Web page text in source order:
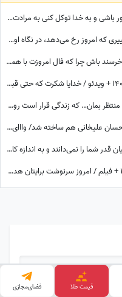
فال ابجد امروز شنبه 17 مرداد 1405 / اگر صبور باشی و به خدا توکل کنی به مرادت خواهی رسید
گردونه شانس امروز شنبه 17 مرداد 1405؛ تغییری که امروز رخ می‌دهد، در نگاه اول غیرمنتظره است اما ...
فال شمع روزانه امروز شنبه 17 مرداد 1405 / خرسند باش چرا که فال امروزت با همیشه فرق داره، تغییر بزرگی در راهه، ثروت، عشق یا سفر
شکرگزاری صبحگاهی امروز جمعه 16 مرداد 1405 + ویدئو / خدایا شکرت که حتی قبل از رسیدن آرزوهایم، آرامشِ ایمان به اجابت را در دلم قرار دادی
فال انبیاء روزانه، امروز شنبه 17 مرداد 1405 / منتظر بمان… که زندگی قرار است روی مهربانش را به تو نشان دهد. خبرهای خوش، در راه‌اند
انیمیشن عاشقانه‌های نعیمه نظام‌دوست و احسان علیخانی هم ساخته شد/ وااای از دست نعیمه و خنده‌هاش🤣
فال روزانه امروز جمعه 16 مرداد 1405 / اطرافیان قدر شما را نمی‌دانند و به اندازه کافی به شما ارزش نمی‌دهند، اما به زودی متوجه می‌شوید که ...
فال حافظ با تفسیر امروز شنبه 17 مرداد 1405 + فیلم / امروز سرنوشت برایتان هدیه‌ای بزرگ کنار گذاشته؛ شادی و موفقیت خیلی زود درِ خانه‌تان را می‌زنند!
قیمت طلا فضای‌مجازی